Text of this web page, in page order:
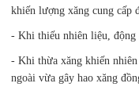
khiến lượng xăng cung cấp
- Khi thiếu nhiên liệu, động
- Khi thừa xăng khiến
ngoài vừa gây hao xăng